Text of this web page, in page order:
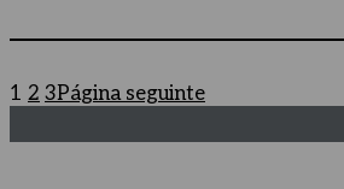
1 2 3Página seguinte